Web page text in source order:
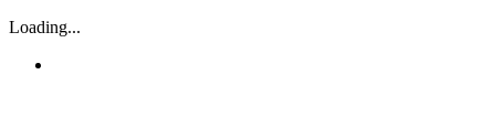
Loading...